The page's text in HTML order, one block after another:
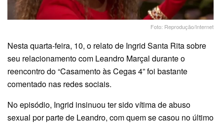
Foto: Reprodução/Internet
Nesta quarta-feira, 10, o relato de Ingrid Santa Rita sobre
seu relacionamento com Leandro Marçal durante o
reencontro do “Casamento às Cegas 4” foi bastante
comentado nas redes sociais.
No episódio, Ingrid insinuou ter sido vítima de abuso
sexual por parte de Leandro, com quem se casou no último